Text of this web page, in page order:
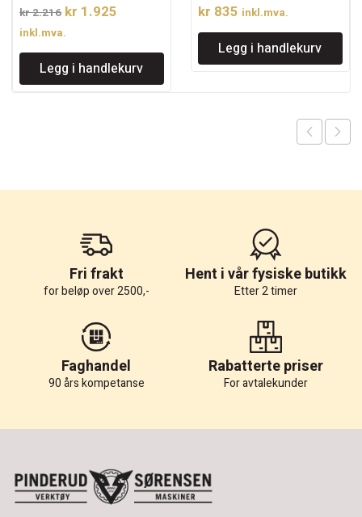
kr2.216 Opprinnelig
pris
var:
kr 2.216.
kr 1.925
er:
kr 1.925.
inkl.mva.
Legg i handlekurv
kr 835 inkl.mva.
Legg i handlekurv
Fri frakt
for beløp over 2500,-
Hent i vår fysiske butikk
Etter 2 timer
Faghandel
90 års kompetanse
Rabatterte priser
For avtalekunder